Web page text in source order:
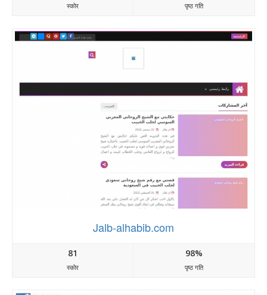
स्कोर पृष्ठ गति
Jalb-alhabib.com
81
स्कोर
98%
पृष्ठ गति